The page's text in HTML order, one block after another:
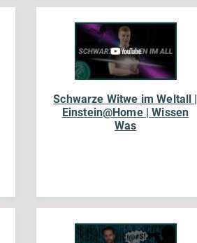
Schwarze Witwe im Weltall |
Einstein@Home | Wissen
Was